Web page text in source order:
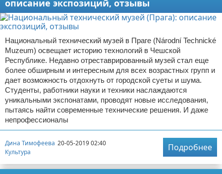
описание экспозиций, отзывы
Национальный технический музей в Праге (Národní Technické
Muzeum) освещает историю технологий в Чешской
Республике. Недавно отреставрированный музей стал еще
более обширным и интересным для всех возрастных групп и
дает возможность отдохнуть от городской суеты и шума.
Студенты, работники науки и техники наслаждаются
уникальными экспонатами, проводят новые исследования,
пытаясь найти современные технические решения. И даже
непрофессионалы
Дина Тимофеева 20-05-2019 02:40
Культура
Подробнее